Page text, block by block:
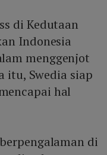
di Kedutaan
Indonesia
menggenjot
itu, Swedia siap
hal
di